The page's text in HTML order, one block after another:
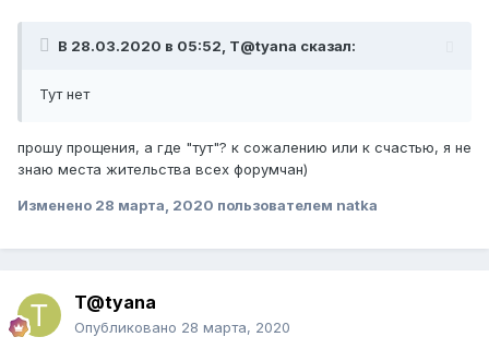
В 28.03.2020 в 05:52, T@tyana сказал:
Тут нет
прошу прощения, а где "тут"? к сожалению или к счастью, я не
знаю места жительства всех форумчан)
Изменено 28 марта, 2020 пользователем natka
T@tyana
Опубликовано 28 марта, 2020